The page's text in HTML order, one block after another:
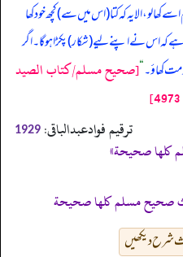
لو، الا یہ کہ کتا (اس میں سے) کچھ خود کھا
ہے کہ اس نے اپنے لیے (شکار) پکڑا ہوگا۔ اگر
کھاؤ۔“[صحيح مسلم/كتاب الصيد
ترقیم فوادعبدالباقی: 1929
كلها صحيحة»
صحيح مسلم كلها صحيحة
شرح دیکھیں